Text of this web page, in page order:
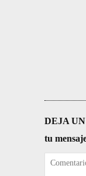
DEJA UN
tu